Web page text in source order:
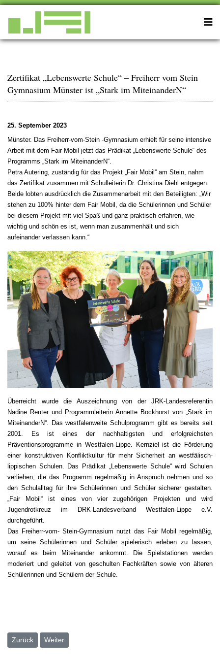
Zertifikat „Lebenswerte Schule“ – Freiherr vom Stein
Gymnasium Münster ist „Stark im MiteinanderN“
25. September 2023
Münster. Das Freiherr-vom-Stein -Gymnasium erhielt für seine intensive
Arbeit mit dem Fair Mobil jetzt das Prädikat „Lebenswerte Schule“ des
Programms „Stark im MiteinanderN“.
Petra Autering, zuständig für das Projekt „Fair Mobil“ am Stein, nahm
das Zertifikat zusammen mit Schulleiterin Dr. Christina Diehl entgegen.
Beide lobten ausdrücklich die Zusammenarbeit mit den Beteiligten: „Wir
stehen zu 100% hinter dem Fair Mobil, da die Schülerinnen und Schüler
bei diesem Projekt mit viel Spaß und ganz praktisch erfahren, wie
wichtig und schön es ist, wenn man zusammenhält und sich
aufeinander verlassen kann.“
Überreicht wurde die Auszeichnung von der JRK-Landesreferentin
Nadine Reuter und Programmleiterin Annette Bockhorst von „Stark im
MiteinanderN“. Das westfalenweite Schulprogramm gibt es bereits seit
2001. Es ist eines der nachhaltigsten und erfolgreichsten
Präventionsprogramme in Westfalen-Lippe. Kernziel ist die Förderung
einer konstruktiven Konfliktkultur für mehr Sicherheit an westfälisch-
lippischen Schulen. Das Prädikat „Lebenswerte Schule“ wird Schulen
verliehen, die das Programm regelmäßig in Anspruch nehmen und so
den Schulalltag für ihre Schülerinnen und Schüler sicherer gestalten.
„Fair Mobil“ ist eines von vier zugehörigen Projekten und wird
Jugendrotkreuz im DRK-Landesverband Westfalen-Lippe e.V.
durchgeführt.
Das Freiherr-vom- Stein-Gymnasium nutzt das Fair Mobil regelmäßig,
um seine Schülerinnen und Schüler spielerisch erleben zu lassen,
worauf es beim Miteinander ankommt. Die Spielstationen werden
moderiert und geleitet von geschulten Fachkräften sowie von älteren
Schülerinnen und Schülern der Schule.
Vorheriger Beitrag: Hundebesuch in der Klasse 5d
Zurück Nächster Beitrag: „Die Wörter, die ich ungesagt
Weiter